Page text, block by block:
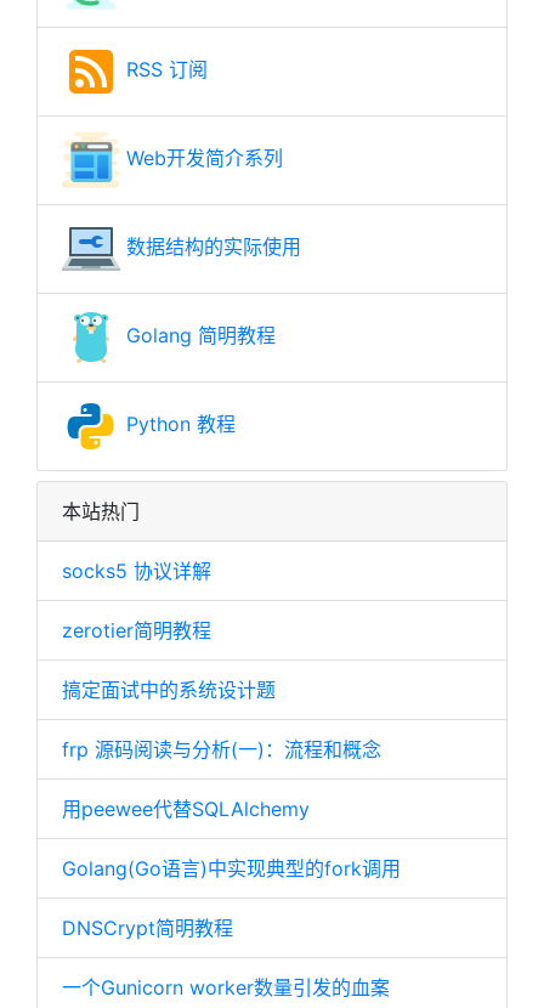
RSS 订阅
Web开发简介系列
数据结构的实际使用
Golang 简明教程
Python 教程
本站热门
socks5 协议详解
zerotier简明教程
搞定面试中的系统设计题
frp 源码阅读与分析(一)：流程和概念
用peewee代替SQLAlchemy
Golang(Go语言)中实现典型的fork调用
DNSCrypt简明教程
一个Gunicorn worker数量引发的血案